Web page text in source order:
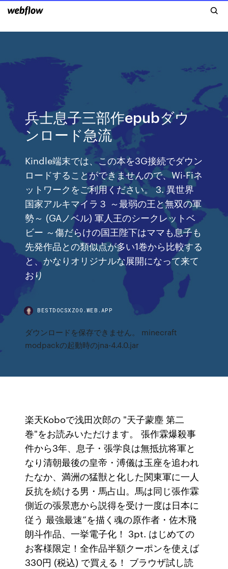
兵士息子三部作epubダウ
ンロード急流
Kindle端末では、この本を3G接続でダウン
ロードすることができませんので、Wi-Fiネ
ットワークをご利用ください。 3. 異世界
国家アルキマイラ３ ～最弱の王と無双の軍
勢～ (GAノベル) 軍人王のシークレットベ
ビー ～傷だらけの国王陛下はママも息子も
先発作品との類似点が多い1巻から比較する
と、かなりオリジナルな展開になって来て
おり
BESTDOCSXZOO.WEB.APP
ダウンロードを保存できません。 minecraft
modpackの起動時のjna-4.4.0.jar
楽天Koboで浅田次郎の "天子蒙塵 第二
巻"をお読みいただけます。 張作霖爆殺事
件から3年、息子・張学良は無抵抗将軍と
なり清朝最後の皇帝・溥儀は玉座を追われ
たなか、満洲の猛獣と化した関東軍に一人
反抗を続ける男・馬占山。馬は同じ張作霖
側近の張景恵から説得を受け一度は日本に
従う 最強最速”を描く魂の原作者・佐木飛
朗斗作品、一挙電子化！ 3pt. はじめての
お客様限定！全作品半額クーポンを使えば
330円 (税込) で買える！ ブラウザ試し読